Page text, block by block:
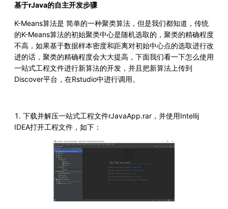
基于rJava的自主开发步骤
K-Means算法是 简单的一种聚类算法，但是我们都知道，传统
的K-Means算法的初始聚类中心是随机选取的，聚类的精确程度
不高，如果基于数据样本密度和距离对初始中心点的选取进行改
进的话，聚类的精确程度会大大提高，下面我们看一下怎么使用
一站式工程文件进行新算法的开发，并且把新算法上传到
Discover平台，在Rstudio中进行调用。
1. 下载并解压一站式工程文件rJavaApp.rar，并使用Intellij
IDEA打开工程文件，如下：